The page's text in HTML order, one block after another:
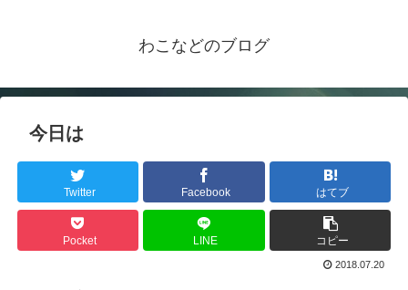
わこなどのブログ
今日は
Twitter Facebook はてブ
Pocket LINE コピー
2018.07.20